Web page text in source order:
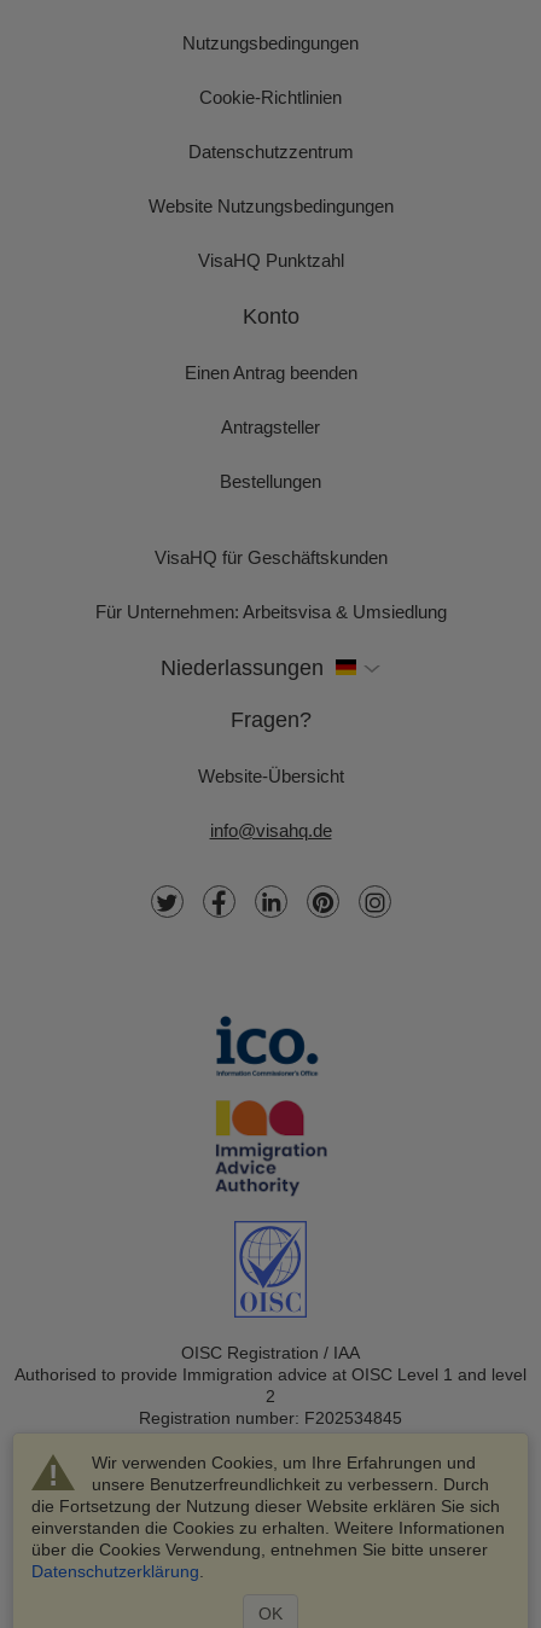
Wir verwenden Cookies, um Ihre Erfahrungen und
unsere Benutzerfreundlichkeit zu verbessern. Durch
die Fortsetzung der Nutzung dieser Website erklären Sie sich
einverstanden die Cookies zu erhalten. Weitere Informationen
über die Cookies Verwendung, entnehmen Sie bitte unserer
Datenschutzerklärung
OK
Nutzungsbedingungen
Cookie-Richtlinien
Datenschutzzentrum
Website Nutzungsbedingungen
VisaHQ Punktzahl
Konto
Einen Antrag beenden
Antragsteller
Bestellungen
VisaHQ für Geschäftskunden
Für Unternehmen: Arbeitsvisa & Umsiedlung
Niederlassungen
Fragen?
Website-Übersicht
info@visahq.de
OISC Registration / IAA
Authorised to provide Immigration advice at OISC Level 1 and level
2
Registration number: F202534845
© 2003-2026 VisaHQ.com, Inc. Alle Rechte vorbehalten.
VisaHQ und das VisaHQ-Logo sind eingetragene Marken von
VisaHQ.com, Inc.